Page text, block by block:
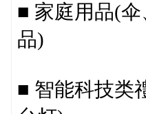
■ 家庭用品(
品)
■ 智能科技类